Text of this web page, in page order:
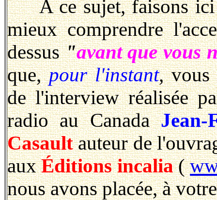
A ce sujet, faisons
mieux comprendre
dessus"avant que vous
que,pour l'instant, vous
de l'interview réalisée
radio au CanadaJean-
Casaultauteur de
auxÉditions incalia(
nous avons placée, à